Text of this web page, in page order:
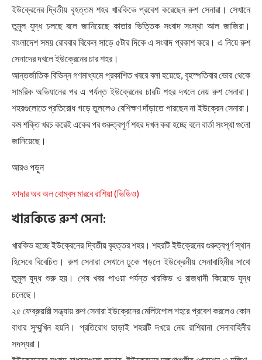
ইউক্রেনের দ্বিতীয় বৃহত্তম শহর খারকিভে প্রবেশ করেছেন রুশ সেনারা। সেখানে
তুমুল যুদ্ধ চলছে বলে জানিয়েছে কাতার ভিত্তিক সংবাদ সংস্থা আল জাজিরা।
বাংলাদেশ সময় রোববার বিকেল সাড়ে ৫টার দিকে এ সংবাদ প্রকাশ করে। এ নিয়ে রুশ
সেনাদের দখলে ইউক্রেনের চার শহর।
আন্তর্জাতিক বিভিন্ন গণমাধ্যমে প্রকাশিত খবরে বলা হয়েছে, বৃহস্পতিবার ভোর থেকে
সামরিক অভিযানের পর এ পর্যন্ত ইউক্রেনের চারটি শহর দখলে নেয় রুশ সেনারা।
শহরগুলোতে প্রতিরোধ গড়ে তুললেও বেশিক্ষণ দাঁড়াতে পারছেন না ইউক্রেন সেনারা।
কম শক্তি খরচ করেই একের পর গুরুত্বপূর্ণ শহর দখল করা হচ্ছে বলে বার্তা সংস্থা গুলো
জানিয়েছে।
আরও পড়ুন
ফাদার অব অল বোম্বস মারবে রাশিয়া (ভিডিও)
খারকিভে রুশ সেনা:
খারকিভ হচ্ছে ইউক্রেনের দ্বিতীয় বৃহত্তর শহর। শহরটি ইউক্রেনের গুরুত্বপূর্ণ স্থান
হিসেবে বিবেচিত। রুশ সেনারা সেখানে ঢুকে পড়লে ইউক্রেনীয় সেনাবাহিনীর সাথে
তুমুল যুদ্ধ শুরু হয়। শেষ খবর পাওয়া পর্যন্ত খারকিভ ও রাজধানী কিয়েভে যুদ্ধ
চলেছে।
২৫ ফেব্রুয়ারী সন্ধ্যায় রুশ সেনারা ইউক্রেনের মেলিটপোল শহরে প্রবেশ করলেও কোন
বাধার সুম্মুখিন হয়নি। প্রতিরোধ ছাড়াই শহরটি দখরে নেয় রাশিয়ানা সেনাবাহিনীর
সদস্যরা।